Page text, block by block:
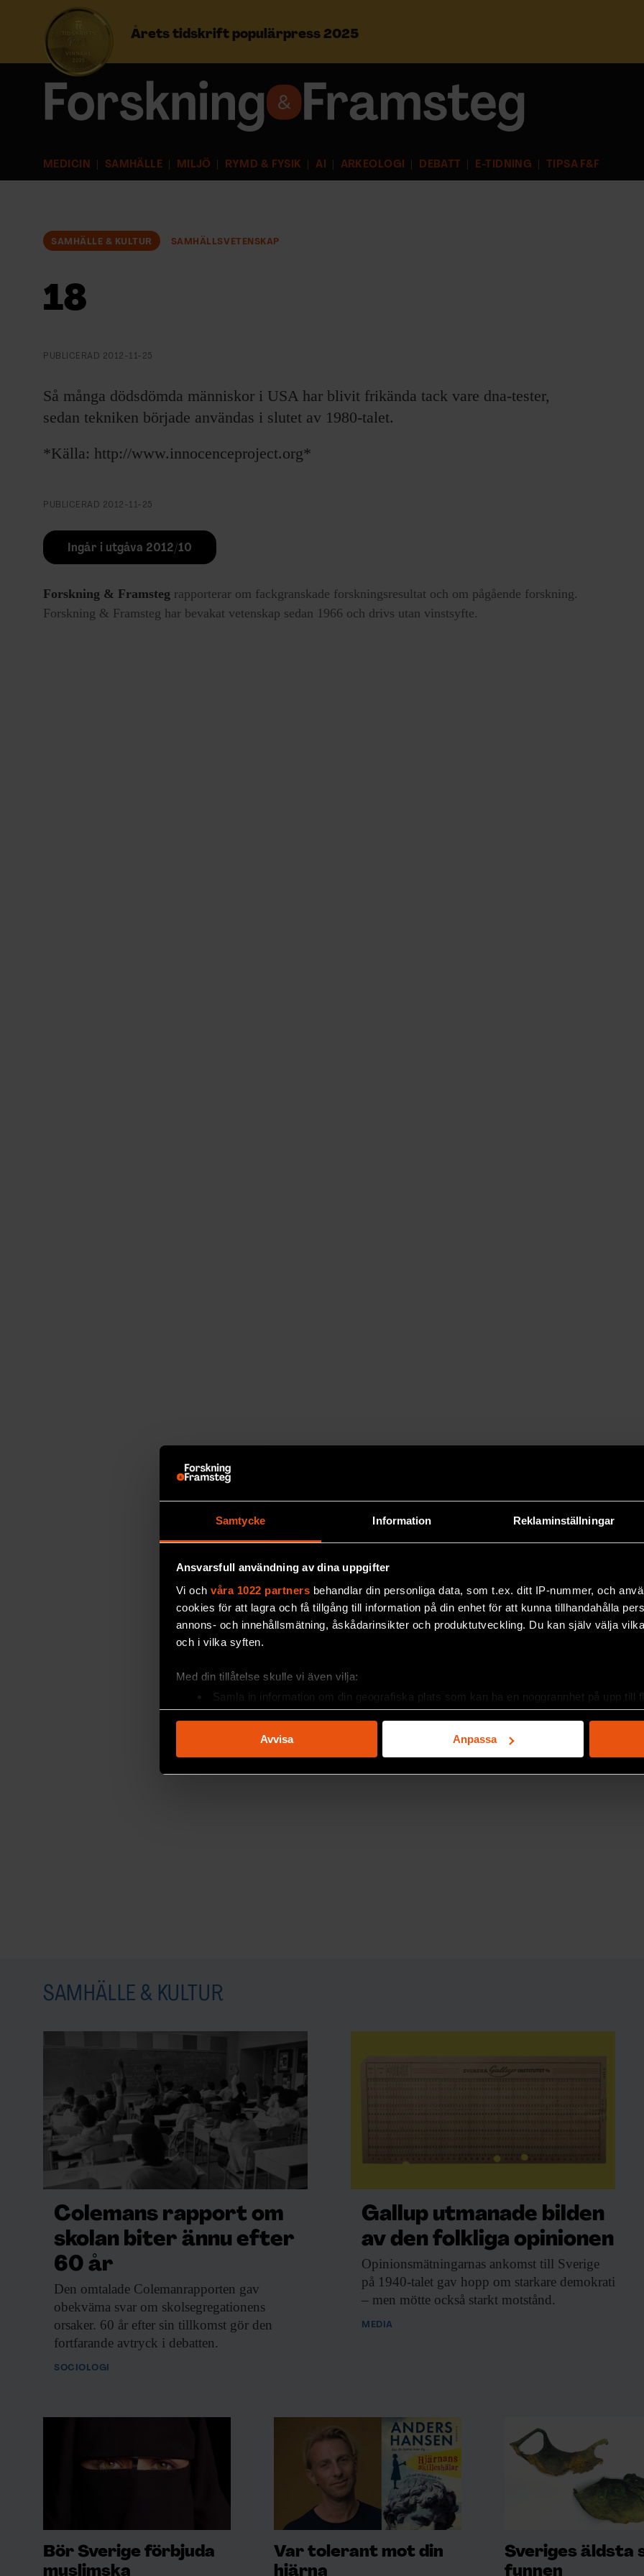
Samtycke Information Reklaminställningar
Ansvarsfull användning av dina uppgifter
Vi och våra 1022 partners behandlar din personliga data, som t.ex. ditt IP-nummer, och
cookies för att lagra och få tillgång till information på din enhet för att kunna tillhandahålla
annons- och innehållsmätning, åskådarinsikter och produktutveckling. Du kan själv välja
och i vilka syften.
Med din tillåtelse skulle vi även vilja:
Samla in information om din geografiska plats som kan ha en noggrannhet på upp till
Identifiera din enhet genom att aktivt skanna den för specifika kännetecken
Ta reda på mer om hur dina personliga uppgifter behandlas och ställ in dina preferenser i
Vi använder enhetsidentifierare för att anpassa innehållet och annonserna till användarna,
sociala medier och analysera vår trafik. Vi vidarebefordrar även sådana identifierare och
till de sociala medier och annons- och analysföretag som vi samarbetar med. Dessa kan i
med annan information som du har tillhandahållit eller som de har samlat in när du har
Avvisa Anpassa
Årets tidskrift populärpress 2025
MEDICIN SAMHÄLLE MILJÖ RYMD & FYSIK AI ARKEOLOGI DEBATT E-TIDNING TIPSA F&F
r
Prenumerera
NYHETSBREV
ARKIV & E-TIDNING
KONTAKTA F&F
SKRIV I F&F
ANNONSERA I F&F
OM F&F
SAMHÄLLE & KULTUR SAMHÄLLSVETENSKAP
18
PUBLICERAD 2012-11-25
Så många dödsdömda människor i USA har blivit frikända tack vare dna-tester,
sedan tekniken började användas i slutet av 1980-talet.
*Källa: http://www.innocenceproject.org*
PUBLICERAD 2012-11-25
Ingår i utgåva 2012/10
Forskning & Framsteg rapporterar om fackgranskade forskningsresultat och om pågående forskning.
Forskning & Framsteg har bevakat vetenskap sedan 1966 och drivs utan vinstsyfte.
SAMHÄLLE & KULTUR
Colemans rapport om
skolan biter ännu efter
60 år
Den omtalade Colemanrapporten gav
obekväma svar om skolsegregationens
orsaker. 60 år efter sin tillkomst gör den
fortfarande avtryck i debatten.
SOCIOLOGI
Gallup utmanade bilden
av den folkliga opinionen
Opinionsmätningarnas ankomst till Sverige
på 1940-talet gav hopp om starkare demokrati
– men mötte också starkt motstånd.
MEDIA
Bör Sverige förbjuda
muslimska
Var tolerant mot din
hjärna
Sveriges äldsta
funnen